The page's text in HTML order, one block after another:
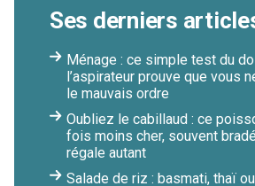
Ses derniers
Ménage : ce simple test du
l’aspirateur prouve que vous
le mauvais ordre
Oubliez le cabillaud : ce
fois moins cher, souvent
régale autant
Salade de riz : basmati, thaï